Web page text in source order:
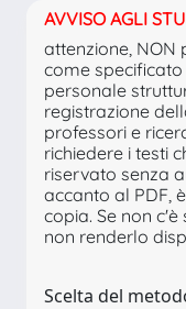
AVVISO AGLI
attenzione, NON
come specificato
personale
registrazione
professori e
richiedere i testi
riservato senza
accanto al PDF,
copia. Se non
non renderlo
Scelta del